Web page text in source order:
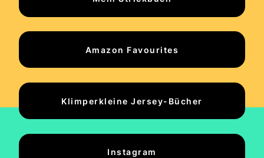
Amazon Favourites
Klimperkleine Jersey-Bücher
Instagram